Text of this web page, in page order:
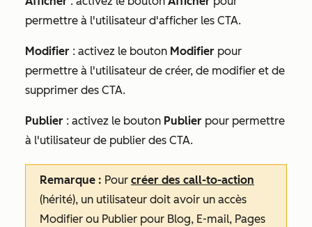
permettre à l'utilisateur d'afficher les CTA.
Modifier : activez le bouton Modifier pour
permettre à l'utilisateur de créer, de modifier et de
supprimer des CTA.
Publier : activez le bouton Publier pour permettre
à l'utilisateur de publier des CTA.
Remarque : Pour créer des call-to-action
(hérité), un utilisateur doit avoir un accès
Modifier ou Publier pour Blog, E-mail, Pages